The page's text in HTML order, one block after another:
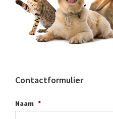
Contactformulier
Naam *